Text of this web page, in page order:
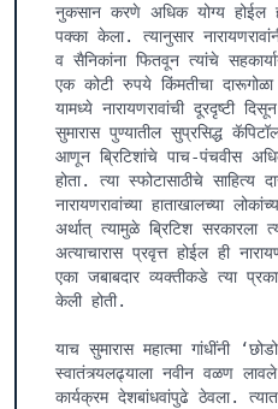
नुकसान करणे अधिक योग्य होईल हा
पक्का केला. त्यानुसार
व सैनिकांना फितवून त्यांचे
एक कोटी रुपये किंमतीचा
यामध्ये नारायणरावांची दूरदृष्टी
सुमारास पुण्यातील सुप्रसिद्ध
आणून ब्रिटिशांचे पाच-पंचवीस
होता. त्या स्फोटासाठीचे साहित्य
नारायणरावांच्या हाताखालच्या
अर्थात् त्यामुळे ब्रिटिश
अत्याचारास प्रवृत्त होईल ही
एका जबाबदार व्यक्तीकडे त्या
केली होती.
याच सुमारास महात्मा गांधींनी
स्वातंत्र्यलढ्याला नवीन वळण
कार्यक्रम देशबांधवांपुढे ठेवला.